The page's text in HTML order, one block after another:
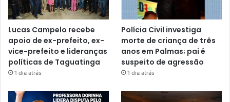
Lucas Campelo recebe
apoio de ex-prefeito, ex-
vice-prefeito e lideranças
políticas de Taguatinga
1 dia atrás
Polícia Civil investiga
morte de criança de três
anos em Palmas; pai é
suspeito de agressão
1 dia atrás